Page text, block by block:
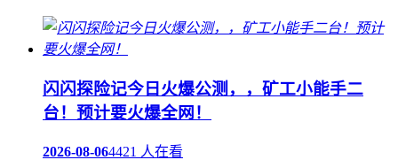
闪闪探险记今日火爆公测，，矿工小能手二
台！预计要火爆全网！
2026-08-064421 人在看